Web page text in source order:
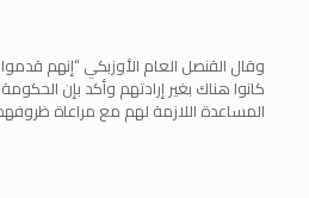
وقال القنصل العام الأوزبكي “إنهم
كانوا هناك بغير إرادتهم وأكد بإن
المساعدة اللازمة لهم مع مراعاة